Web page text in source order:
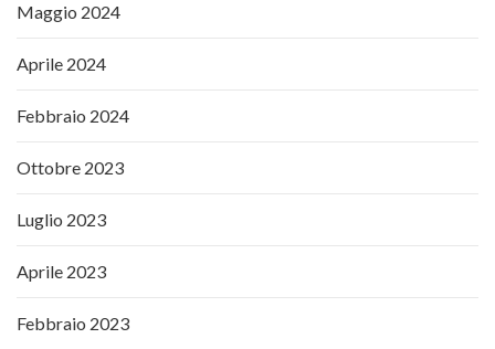
Maggio 2024
Aprile 2024
Febbraio 2024
Ottobre 2023
Luglio 2023
Aprile 2023
Febbraio 2023